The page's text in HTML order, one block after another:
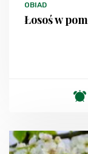
OBIAD
Łosoś w